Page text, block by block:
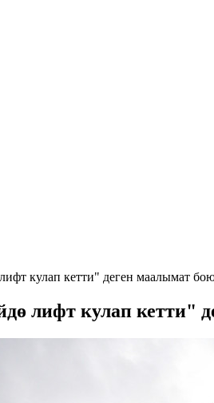
кулап кетти" деген маалымат
лифт кулап кетти"